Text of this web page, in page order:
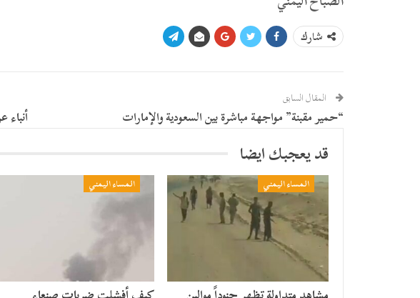
شارك
المقال السابق
“حمير مقبنة” مواجهة مباشرة بين السعودية والإمارات
قد يعجبك ايضا
المساء اليمني المساء اليمني